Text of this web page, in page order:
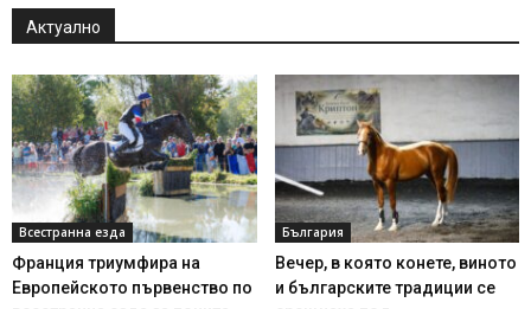
Актуално
Всестранна езда
Франция триумфира на
Европейското първенство по
България
Вечер, в която конете, виното
и българските традиции се